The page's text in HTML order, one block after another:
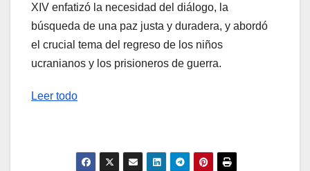
XIV enfatizó la necesidad del diálogo, la
búsqueda de una paz justa y duradera, y abordó
el crucial tema del regreso de los niños
ucranianos y los prisioneros de guerra.
Leer todo